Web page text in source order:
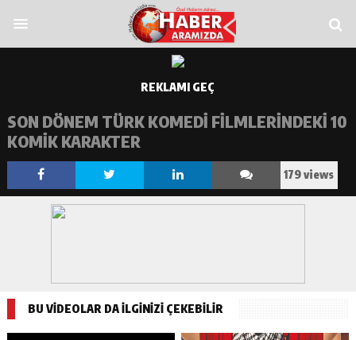
https://www.newstrendline.com/superbetin
REKLAMI GEÇ
SON DÖNEM TÜRK KOMEDI FILMLERINDEKI 10
KOMIK KARAKTER
179 views
BU VİDEOLAR DA İLGİNİZİ ÇEKEBİLİR